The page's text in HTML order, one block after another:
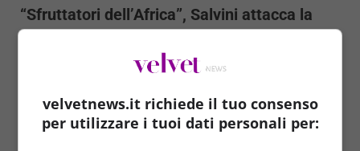
“Sfruttatori dell’Africa”, Salvini attacca la
Francia e Macron
22/01/2019
costiera libica, e si riportano indietro così la...
Read More
velvetnews.it richiede il tuo consenso
per utilizzare i tuoi dati personali per: